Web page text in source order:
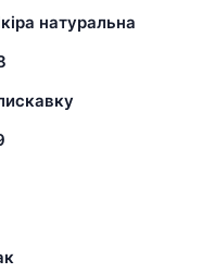
натуральна